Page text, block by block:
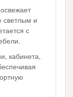
светлым и
с
кабинета,